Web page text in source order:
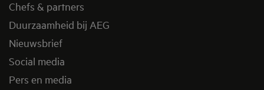
Chefs & partners
Duurzaamheid bij AEG
Nieuwsbrief
Social media
Pers en media